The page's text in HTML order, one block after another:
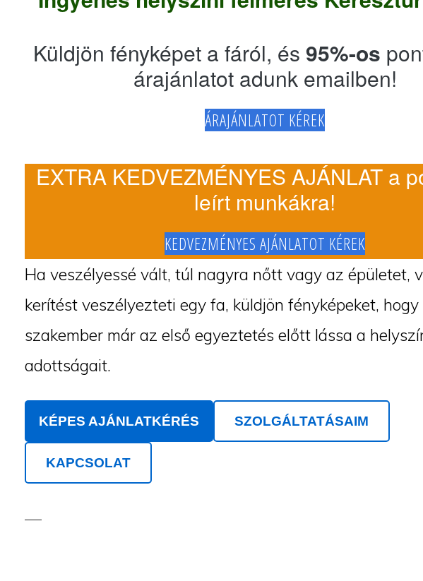
Küldjön fényképet a fáról, és 95%-os
árajánlatot adunk emailben!
ÁRAJÁNLATOT KÉREK
EXTRA KEDVEZMÉNYES AJÁNLAT a
leírt munkákra!
KEDVEZMÉNYES AJÁNLATOT KÉREK
Ha veszélyessé vált, túl nagyra nőtt vagy az épületet,
kerítést veszélyezteti egy fa, küldjön fényképeket, hogy
szakember már az első egyeztetés előtt lássa a
adottságait.
KÉPES AJÁNLATKÉRÉS SZOLGÁLTATÁSAIM
KAPCSOLAT